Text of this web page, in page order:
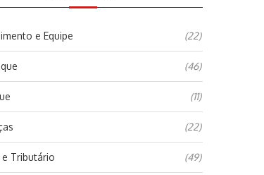
e Equipe (22)
(46)
(11)
(22)
e Tributário (49)